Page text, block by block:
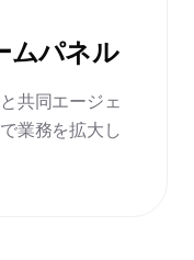
ムパネル
共同エージェ
業務を拡大し